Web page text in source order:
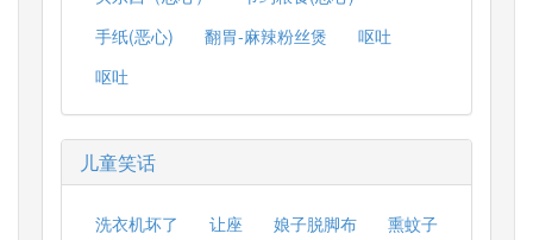
手纸(恶心)
翻胃-麻辣粉丝煲
呕吐
呕吐
儿童笑话
洗衣机坏了 让座 娘子脱脚布
熏蚊子